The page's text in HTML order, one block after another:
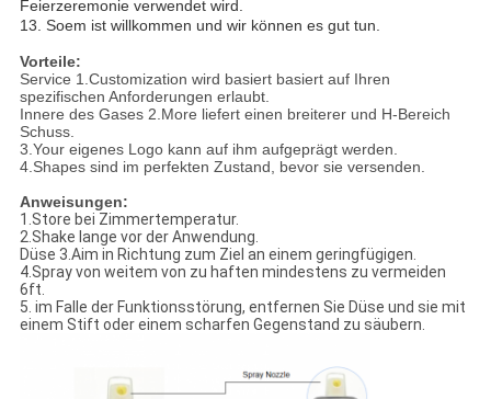
Feierzeremonie verwendet wird.
13. Soem ist willkommen und wir können es gut tun.
Vorteile:
Service 1.Customization wird basiert basiert auf Ihren
spezifischen Anforderungen erlaubt.
Innere des Gases 2.More liefert einen breiterer und H-Bereich
Schuss.
3.Your eigenes Logo kann auf ihm aufgeprägt werden.
4.Shapes sind im perfekten Zustand, bevor sie versenden.
Anweisungen:
1.Store bei Zimmertemperatur.
2.Shake lange vor der Anwendung.
Düse 3.Aim in Richtung zum Ziel an einem geringfügigen.
4.Spray von weitem von zu haften mindestens zu vermeiden
6ft.
5. im Falle der Funktionsstörung, entfernen Sie Düse und sie mit
einem Stift oder einem scharfen Gegenstand zu säubern.